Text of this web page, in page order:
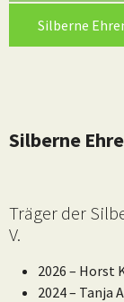
Silberne
Silberne
Träger der
V.
2026 – Horst
2024 – Tanja